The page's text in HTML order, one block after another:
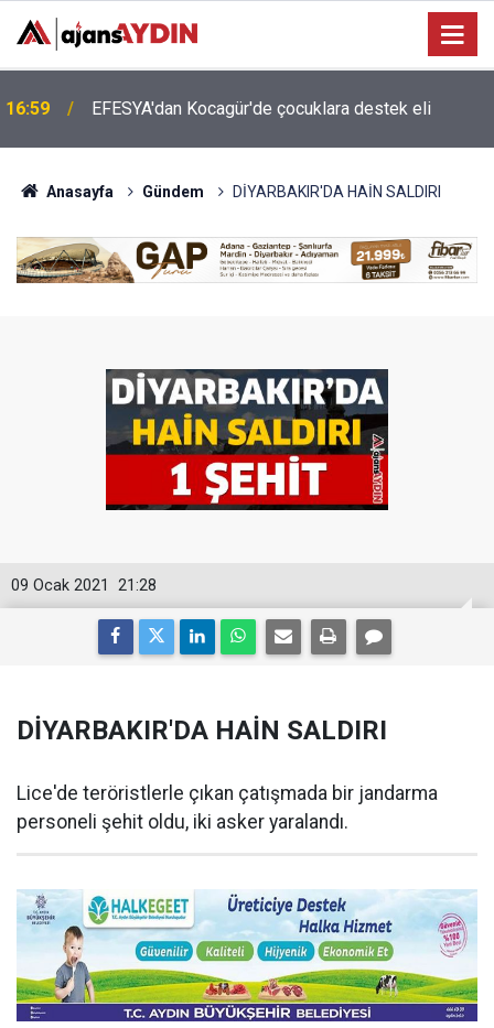
16:46 Aydın'ın turizmi için Ankara'da önemli temas
Anasayfa Gündem DİYARBAKIR'DA HAİN SALDIRI
21:28
09 Ocak 2021
DİYARBAKIR'DA HAİN SALDIRI
Lice'de teröristlerle çıkan çatışmada bir jandarma
personeli şehit oldu, iki asker yaralandı.